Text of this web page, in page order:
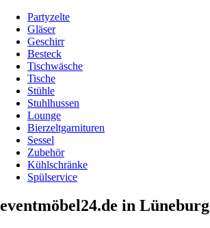
Partyzelte
Gläser
Geschirr
Besteck
Tischwäsche
Tische
Stühle
Stuhlhussen
Lounge
Bierzeltgarnituren
Sessel
Zubehör
Kühlschränke
Spülservice
eventmöbel24.de in Lüneburg